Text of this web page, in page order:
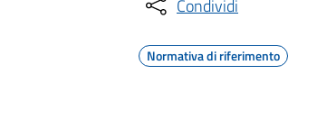
Condividi
Normativa di riferimento